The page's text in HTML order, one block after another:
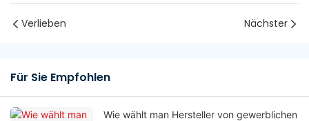
Verlieben Nächster
Für Sie Empfohlen
Wie wählt man Hersteller von gewerblichen